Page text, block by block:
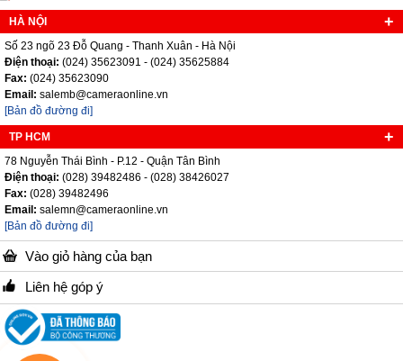
HÀ NỘI
Số 23 ngõ 23 Đỗ Quang - Thanh Xuân - Hà Nội
Điện thoại: (024) 35623091 - (024) 35625884
Fax: (024) 35623090
Email: salemb@cameraonline.vn
[Bản đồ đường đi]
TP HCM
78 Nguyễn Thái Bình - P.12 - Quận Tân Bình
Điện thoại: (028) 39482486 - (028) 38426027
Fax: (028) 39482496
Email: salemn@cameraonline.vn
[Bản đồ đường đi]
Vào giỏ hàng của bạn
Liên hệ góp ý